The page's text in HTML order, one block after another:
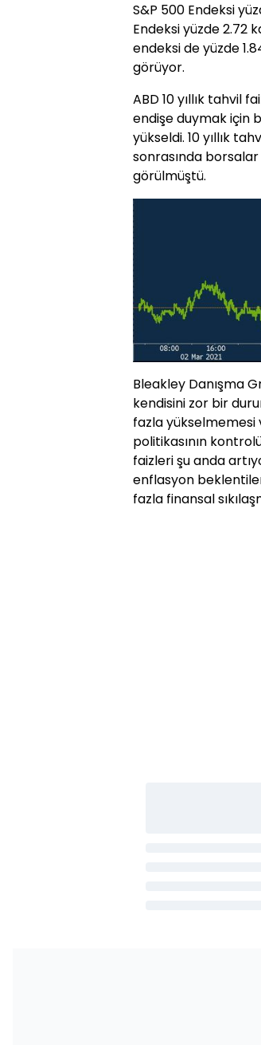
S&P 500 Endeksi
Endeksi yüzde 2.72
endeksi de yüzde
görüyor.
ABD 10 yıllık tahvil
endişe duymak için
yükseldi. 10 yıllık
sonrasında
görülmüştü.
Bleakley Danışma
kendisini zor bir
fazla yükselmemesi
politikasının
faizleri şu anda
enflasyon
fazla finansal